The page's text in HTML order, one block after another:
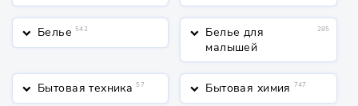
keyboard_arrow_down Белье 542 keyboard_arrow_down Белье для
малышей
285
keyboard_arrow_down Бытовая техника 57 keyboard_arrow_down Бытовая химия 747